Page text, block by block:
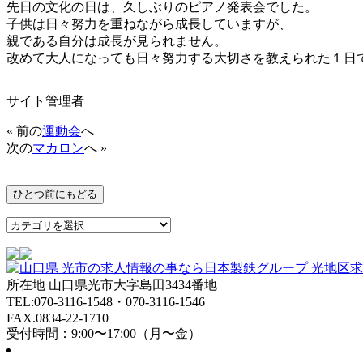
先日の文化の日は、久しぶりのピアノ発表会でした。
子供は日々努力を重ねながら成長していますが、
親である自分は成長が見られません。
改めて大人になっても日々努力する大切さを教えられた１日
サイト管理者
« 前の運動会へ
次のマカロンへ »
所在地 山口県光市大字島田3434番地
TEL:070-3116-1548・070-3116-1546
FAX.0834-22-1710
受付時間：9:00〜17:00（月〜金）